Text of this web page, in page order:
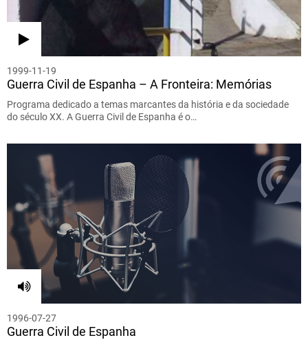
1999-11-19
Guerra Civil de Espanha – A Fronteira: Memórias
Programa dedicado a temas marcantes da história e da sociedade
do século XX. A Guerra Civil de Espanha é o…
1996-07-27
Guerra Civil de Espanha